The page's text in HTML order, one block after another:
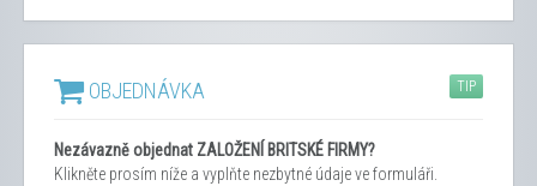
OBJEDNÁVKA TIP
Nezávazně objednat ZALOŽENÍ BRITSKÉ FIRMY?
Klikněte prosím níže a vyplňte nezbytné údaje ve formuláři.